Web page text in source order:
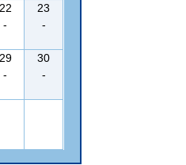
22
-
23
-
29
-
30
-